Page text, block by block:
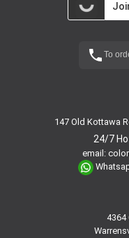
To
147 Old Kottawa
24/7
email:
4364